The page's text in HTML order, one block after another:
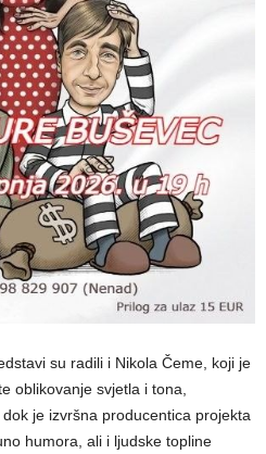
su radili i Nikola Čeme, koji je
oblikovanje svjetla i tona,
je izvršna producentica projekta
humora, ali i ljudske topline